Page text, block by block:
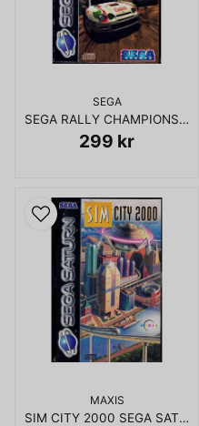
SEGA
SEGA RALLY CHAMPIONSHIP SEGA SATURN
299 kr
MAXIS
SIM CITY 2000 SEGA SATURN RENTAL